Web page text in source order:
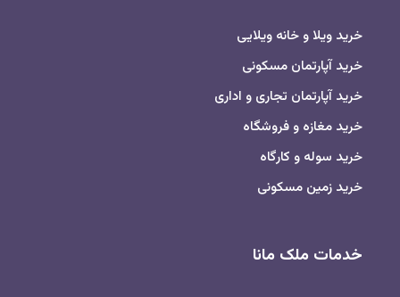
خرید ویلا و خانه ویلایی
خرید آپارتمان مسکونی
خرید آپارتمان تجاری و اداری
خرید مغازه و فروشگاه
خرید سوله و کارگاه
خرید زمین مسکونی
خدمات ملک مانا